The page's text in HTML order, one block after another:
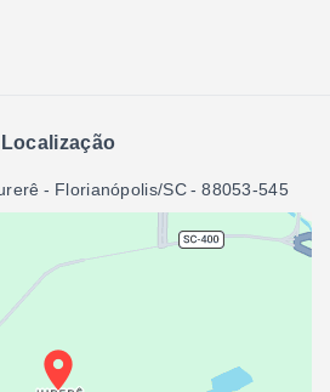
Localização
- Florianópolis/SC - 88053-545